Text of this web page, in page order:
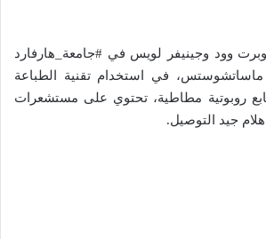
وود وجينيفر لويس في #جامعة_هارفارد
ماساتشوستس، في استخدام تقنية الطباعة
روبوتية مطاطية، تحتوي على مستشعرات
جيد التوصيل.